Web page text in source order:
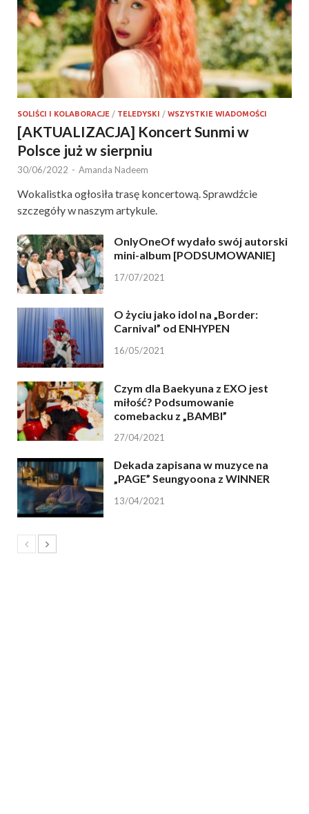
SOLIŚCI I KOLABORACJE / TELEDYSKI / WSZYSTKIE WIADOMOŚCI
[AKTUALIZACJA] Koncert Sunmi w
Polsce już w sierpniu
30/06/2022 - Amanda Nadeem
Wokalistka ogłosiła trasę koncertową. Sprawdźcie
szczegóły w naszym artykule.
OnlyOneOf wydało swój autorski
mini-album [PODSUMOWANIE]
17/07/2021
O życiu jako idol na „Border:
Carnival” od ENHYPEN
16/05/2021
Czym dla Baekyuna z EXO jest
miłość? Podsumowanie
comebacku z „BAMBI”
27/04/2021
Dekada zapisana w muzyce na
„PAGE” Seungyoona z WINNER
13/04/2021